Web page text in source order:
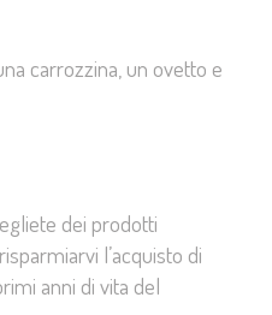
carrozzina, un ovetto e
dei prodotti
l’acquisto di
anni di vita del